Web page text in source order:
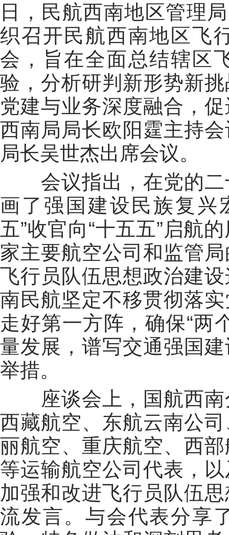
日，民航西南地区管理
织召开民航西南地区飞
会，旨在全面总结辖区
验，分析研判新形势新
党建与业务深度融合，
西南局局长欧阳霆主持
局长吴世杰出席会议。
会议指出，在党的
画了强国建设民族复兴
五”收官向“十五五”启航
家主要航空公司和监管
飞行员队伍思想政治建
南民航坚定不移贯彻落
走好第一方阵，确保“两
量发展，谱写交通强国
举措。
座谈会上，国航西
西藏航空、东航云南公
丽航空、重庆航空、西
等运输航空公司代表，
加强和改进飞行员队伍
流发言。与会代表分享